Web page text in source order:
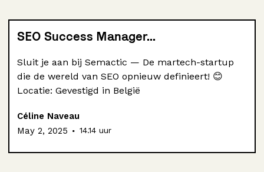
SEO Success Manager...
Sluit je aan bij Semactic — De martech-startup
die de wereld van SEO opnieuw definieert! 😊
Locatie: Gevestigd in België
Céline Naveau
May 2, 2025 . 14.14 uur